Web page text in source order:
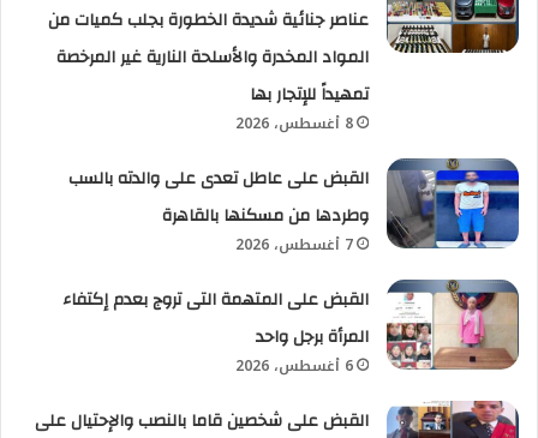
عناصر جنائية شديدة الخطورة بجلب كميات من
المواد المخدرة والأسلحة النارية غير المرخصة
تمهيداً للإتجار بها
8 أغسطس، 2026
القبض على عاطل تعدى على والدته بالسب
وطردها من مسكنها بالقاهرة
7 أغسطس، 2026
القبض على المتهمة التى تروج بعدم إكتفاء
المرأة برجل واحد
6 أغسطس، 2026
القبض على شخصين قاما بالنصب والإحتيال على